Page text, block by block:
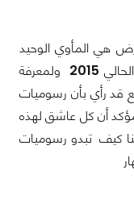
هي المأوي الوحيد
2015 ولمعرفة
قد رأي بأن رسوميات
مؤكد أن كل عاشق لهذه
كيف تبدو رسوميات